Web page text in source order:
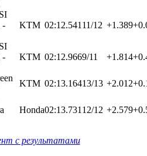
-
KTM 02:12.541 11/12 +1.389
-
KTM 02:12.9669/11 +1.814
KTM 02:13.16413/13 +2.012
Honda02:13.731 12/12 +2.579
с результатами